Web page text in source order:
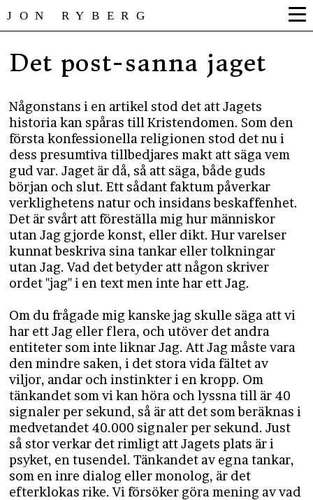
JON RYBERG
Det post-sanna jaget
Någonstans i en artikel stod det att Jagets
historia kan spåras till Kristendomen. Som den
första konfessionella religionen stod det nu i
dess presumtiva tillbedjares makt att säga vem
gud var. Jaget är då, så att säga, både guds
början och slut. Ett sådant faktum påverkar
verklighetens natur och insidans beskaffenhet.
Det är svårt att föreställa mig hur människor
utan Jag gjorde konst, eller dikt. Hur varelser
kunnat beskriva sina tankar eller tolkningar
utan Jag. Vad det betyder att någon skriver
ordet "jag" i en text men inte har ett Jag.
Om du frågade mig kanske jag skulle säga att vi
har ett Jag eller flera, och utöver det andra
entiteter som inte liknar Jag. Att Jag måste vara
den mindre saken, i det stora vida fältet av
viljor, andar och instinkter i en kropp. Om
tänkandet som vi kan höra och lyssna till är 40
signaler per sekund, så är att det som beräknas i
medvetandet 40.000 signaler per sekund. Just
så stor verkar det rimligt att Jagets plats är i
psyket, en tusendel. Tänkandet av egna tankar,
som en inre dialog eller monolog, är det
efterklokas rike. Vi försöker göra mening av vad